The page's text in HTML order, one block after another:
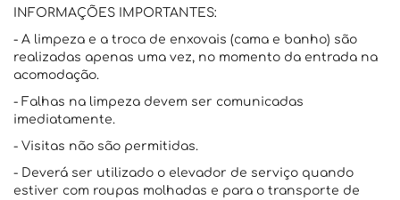
INFORMAÇÕES IMPORTANTES:
- A limpeza e a troca de enxovais (cama e banho) são
realizadas apenas uma vez, no momento da entrada na
acomodação.
- Falhas na limpeza devem ser comunicadas
imediatamente.
- Visitas não são permitidas.
- Deverá ser utilizado o elevador de serviço quando
estiver com roupas molhadas e para o transporte de